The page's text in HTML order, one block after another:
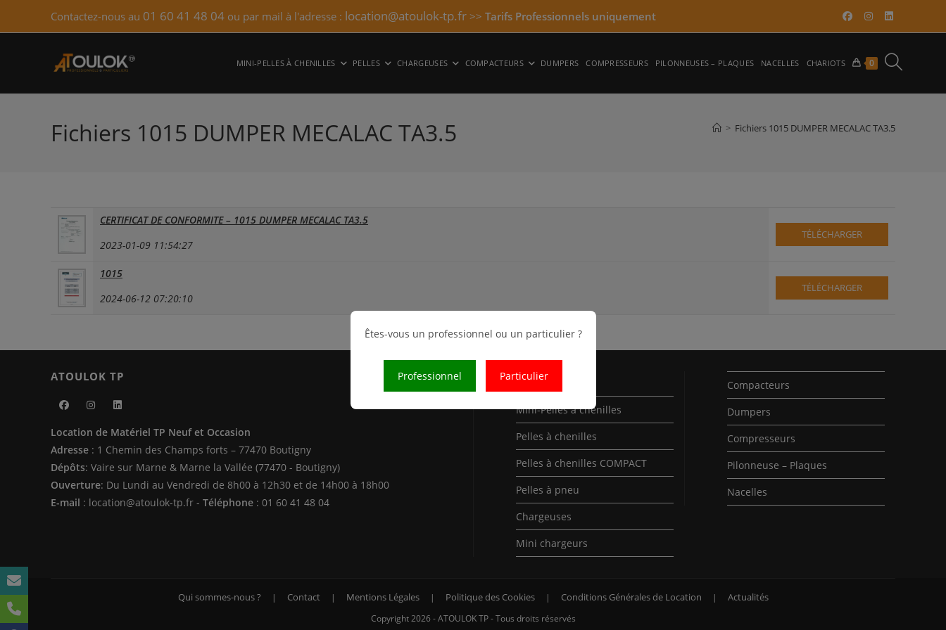
Contactez-nous au 01 60 41 48 04 ou par mail à l'adresse : location@atoulok-tp.fr >> Tarifs Professionnels uniquement​
MINI-PELLES À CHENILLES PELLES CHARGEUSES COMPACTEURS DUMPERS COMPRESSEURS PILONNEUSES – PLAQUES NACELLES CHARIOTS 0 TOGGLE
WEBSITE
Fichiers 1015 DUMPER MECALAC TA3.5 > Fichiers 1015 DUMPER MECALAC TA3.5
CERTIFICAT DE CONFORMITE – 1015 DUMPER MECALAC TA3.5
2023-01-09 11:54:27
TÉLÉCHARGER
1015
2024-06-12 07:20:10
TÉLÉCHARGER
ATOULOK TP
dans
un
nouvel
onglet
dans
un
nouvel
onglet
dans
un
nouvel
onglet
Location de Matériel TP Neuf et Occasion
Adresse : 1 Chemin des Champs forts – 77470 Boutigny
Dépôts: Vaire sur Marne & Marne la Vallée (77470 - Boutigny)
Ouverture: Du Lundi au Vendredi de 8h00 à 12h30 et de 14h00 à 18h00
E-mail : location@atoulok-tp.fr - Téléphone : 01 60 41 48 04
Nos Produits
Mini-Pelles à chenilles
Pelles à chenilles
Pelles à chenilles COMPACT
Pelles à pneu
Chargeuses
Mini chargeurs
Compacteurs
Dumpers
Compresseurs
Pilonneuse – Plaques
Nacelles
Qui sommes-nous ? Contact Mentions Légales Politique des Cookies Conditions Générales de Location Actualités
Copyright 2026 - ATOULOK TP - Tous droits réservés
Êtes-vous un professionnel ou un particulier ?
Professionnel Particulier